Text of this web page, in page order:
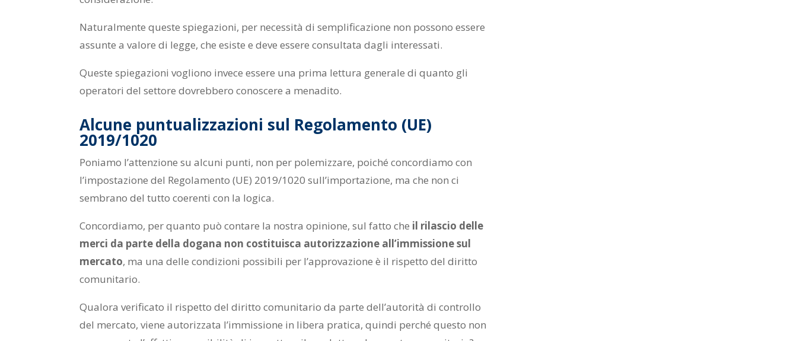
Naturalmente queste spiegazioni, per necessità di semplificazione non possono essere
assunte a valore di legge, che esiste e deve essere consultata dagli interessati.
Queste spiegazioni vogliono invece essere una prima lettura generale di quanto gli
operatori del settore dovrebbero conoscere a menadito.
Alcune puntualizzazioni sul Regolamento (UE)
2019/1020
Poniamo l’attenzione su alcuni punti, non per polemizzare, poiché concordiamo con
l’impostazione del Regolamento (UE) 2019/1020 sull’importazione, ma che non ci
sembrano del tutto coerenti con la logica.
Concordiamo, per quanto può contare la nostra opinione, sul fatto che il rilascio delle
merci da parte della dogana non costituisca autorizzazione all’immissione sul
mercato, ma una delle condizioni possibili per l’approvazione è il rispetto del diritto
comunitario.
Qualora verificato il rispetto del diritto comunitario da parte dell’autorità di controllo
del mercato, viene autorizzata l’immissione in libera pratica, quindi perché questo non